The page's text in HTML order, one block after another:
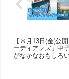
【８月13日(金)公
ーディアンズ』甲
がなかなおもしろ